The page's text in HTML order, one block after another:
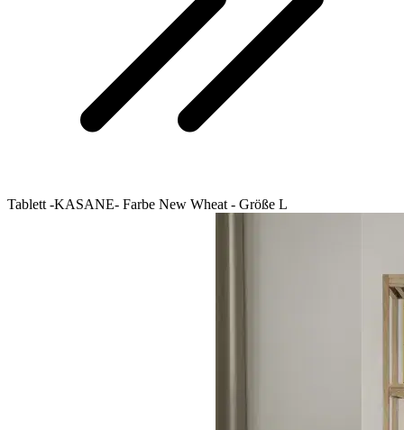
Tablett -KASANE- Farbe New Wheat - Größe L